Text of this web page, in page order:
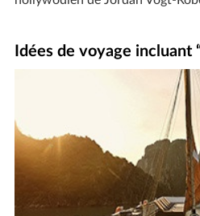
Idées de voyage incluant